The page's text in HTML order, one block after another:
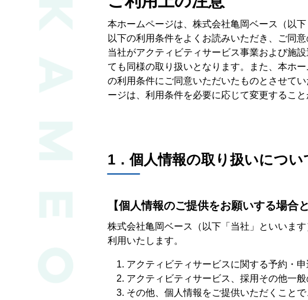
本ホームページは、株式会社亀岡ベース（以
以下の利用条件をよくお読みいただき、ご同
当社がアクティビティサービス事業および施
ても同様の取り扱いとなります。また、本ホ
の利用条件にご同意いただいたものとさせて
ージは、利用条件を必要に応じて変更するこ
1．個人情報の取り扱いについ
【個人情報のご提供をお願いする場合
株式会社亀岡ベース（以下「当社」といいま
利用いたします。
アクティビティサービスに関する予約・申
アクティビティサービス、採用その他一
その他、個人情報をご提供いただくこと